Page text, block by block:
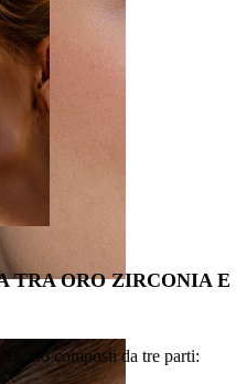
TRA ORO ZIRCONIA E
sono composti da tre parti: